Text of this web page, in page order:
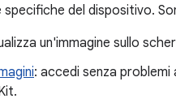
del dispositivo.
un'immagine sullo
: accedi senza